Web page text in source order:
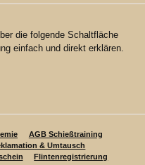
die folgende Schaltfläche
einfach und direkt erklären.
AGB Schießtraining
& Umtausch
Flintenregistrierung